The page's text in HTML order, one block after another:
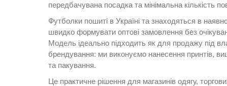
передбачувана посадка та мінімальна кількість
Футболки пошиті в Україні та знаходяться в
швидко формувати оптові замовлення без
Модель ідеально підходить як для продажу під
брендування: ми виконуємо нанесення принтів,
та пакування.
Це практичне рішення для магазинів одягу,